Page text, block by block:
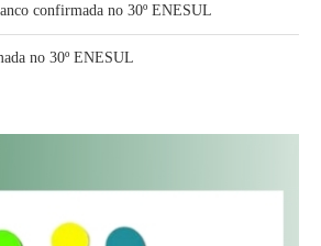
confirmada no 30º ENESUL
no 30º ENESUL